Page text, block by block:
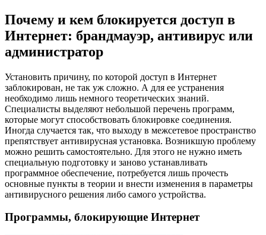
Почему и кем блокируется доступ в
Интернет: брандмауэр, антивирус или
администратор
Установить причину, по которой доступ в Интернет
заблокирован, не так уж сложно. А для ее устранения
необходимо лишь немного теоретических знаний.
Специалисты выделяют небольшой перечень программ,
которые могут способствовать блокировке соединения.
Иногда случается так, что выходу в межсетевое пространство
препятствует антивирусная установка. Возникшую проблему
можно решить самостоятельно. Для этого не нужно иметь
специальную подготовку и заново устанавливать
программное обеспечение, потребуется лишь прочесть
основные пункты в теории и внести изменения в параметры
антивирусного решения либо самого устройства.
Программы, блокирующие Интернет